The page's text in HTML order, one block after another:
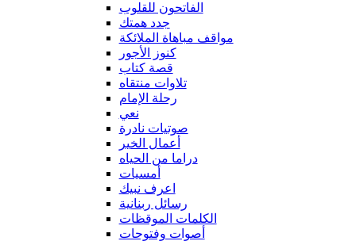
الفاتحون للقلوب
جدد همتك
مواقف مباهاة الملائكة
كنوز الأجور
قصة كتاب
تلاوات منتقاه
رحلة الإمام
نعي
صوتيات نادرة
أعمال الخير
دراما من الحياه
أمسيات
اعرف نبيك
رسائل ربنانية
الكلمات الموقظات
أصوات وفتوحات